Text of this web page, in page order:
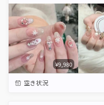
¥9,980
空き状況